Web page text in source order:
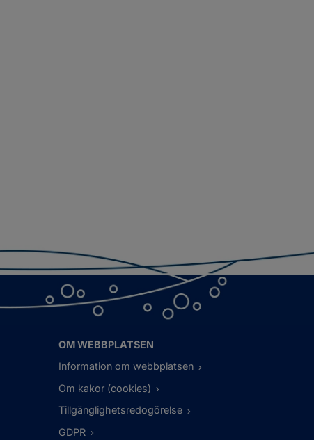
OM WEBBPLATSEN
Information om webbplatsen
Om kakor (cookies)
Tillgänglighetsredogörelse
GDPR